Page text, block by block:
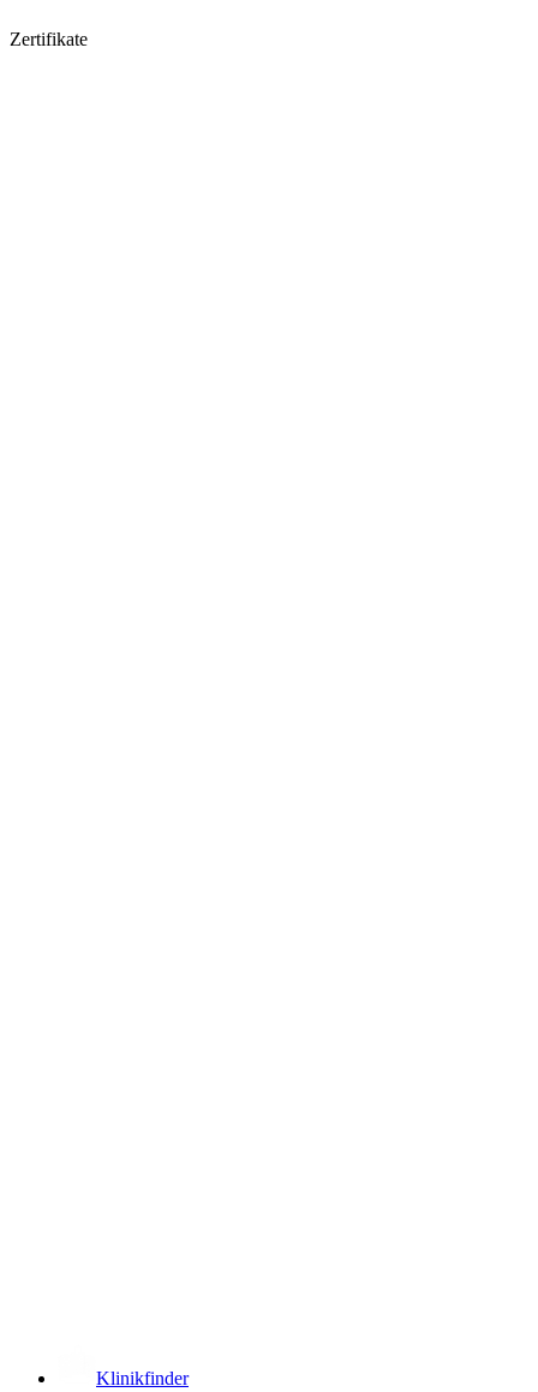
Zertifikate
Klinikfinder